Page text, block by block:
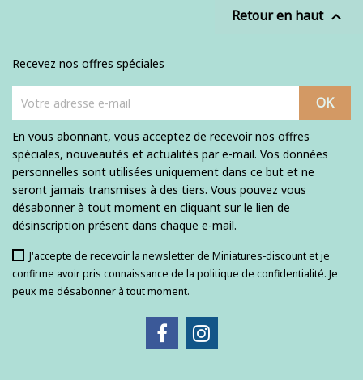
Retour en haut 
Recevez nos offres spéciales
En vous abonnant, vous acceptez de recevoir nos offres
spéciales, nouveautés et actualités par e-mail. Vos données
personnelles sont utilisées uniquement dans ce but et ne
seront jamais transmises à des tiers. Vous pouvez vous
désabonner à tout moment en cliquant sur le lien de
désinscription présent dans chaque e-mail.
J'accepte de recevoir la newsletter de Miniatures-discount et je
confirme avoir pris connaissance de la politique de confidentialité. Je
peux me désabonner à tout moment.